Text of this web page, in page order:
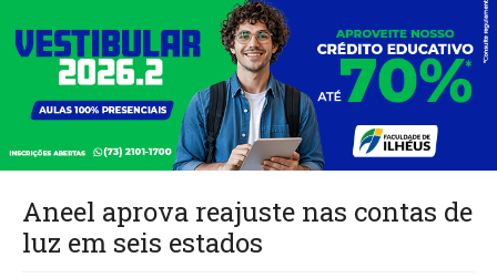
Aneel aprova reajuste nas contas de
luz em seis estados